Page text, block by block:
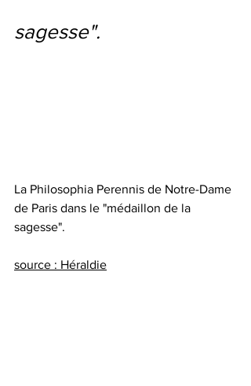
sagesse".
La Philosophia Perennis de Notre-Dame
de Paris dans le "médaillon de la
sagesse".
source : Héraldie